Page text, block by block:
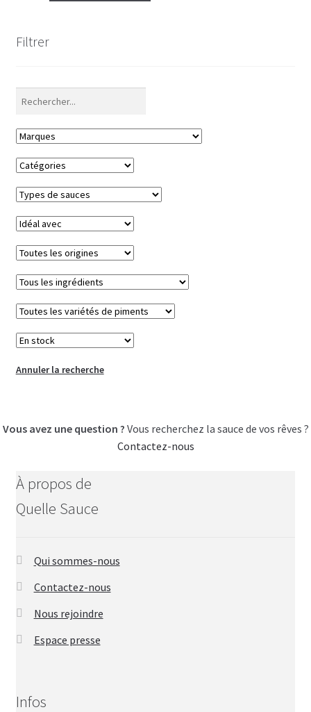
Filtrer
Annuler la recherche
Vous avez une question ? Vous recherchez la sauce de vos rêves ?
Contactez-nous
À propos de
Quelle Sauce
Qui sommes-nous
Contactez-nous
Nous rejoindre
Espace presse
Infos